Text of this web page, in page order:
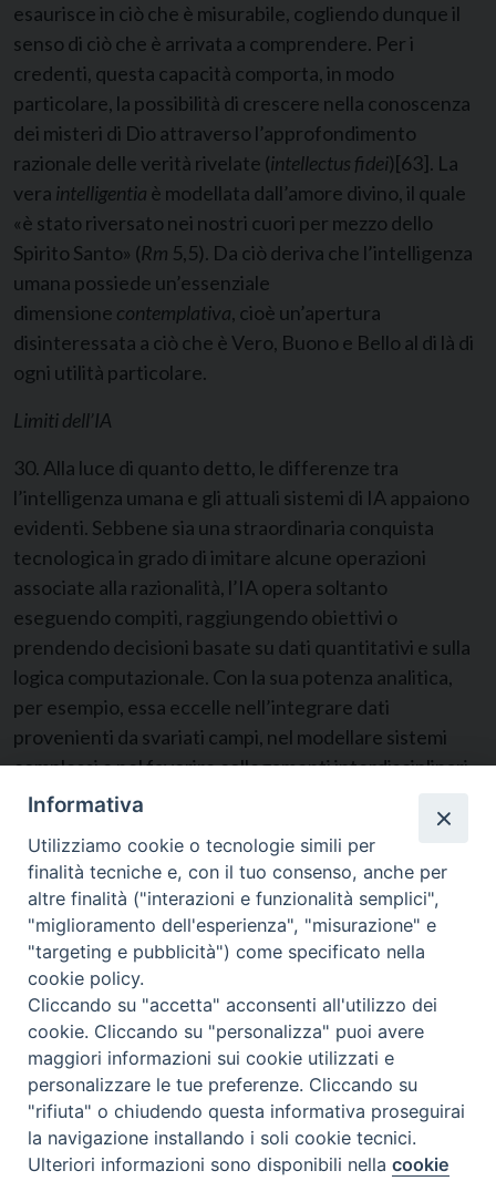
esaurisce in ciò che è misurabile, cogliendo dunque il
senso di ciò che è arrivata a comprendere. Per i
credenti, questa capacità comporta, in modo
particolare, la possibilità di crescere nella conoscenza
dei misteri di Dio attraverso l’approfondimento
razionale delle verità rivelate (intellectus fidei)[63]. La
vera intelligentia è modellata dall’amore divino, il quale
«è stato riversato nei nostri cuori per mezzo dello
Spirito Santo» (Rm 5,5). Da ciò deriva che l’intelligenza
umana possiede un’essenziale
dimensione contemplativa, cioè un’apertura
disinteressata a ciò che è Vero, Buono e Bello al di là di
ogni utilità particolare.
Limiti dell’IA
30. Alla luce di quanto detto, le differenze tra
l’intelligenza umana e gli attuali sistemi di IA appaiono
evidenti. Sebbene sia una straordinaria conquista
tecnologica in grado di imitare alcune operazioni
associate alla razionalità, l’IA opera soltanto
eseguendo compiti, raggiungendo obiettivi o
prendendo decisioni basate su dati quantitativi e sulla
logica computazionale. Con la sua potenza analitica,
per esempio, essa eccelle nell’integrare dati
provenienti da svariati campi, nel modellare sistemi
complessi e nel favorire collegamenti interdisciplinari.
In questo modo, essa potrebbe facilitare la
collaborazione tra esperti per risolvere problemi la cui
complessità è tale che «non si possono affrontare a
partire da un solo punto di vista o da un solo tipo di
interessi»[64].
31. Tuttavia, anche se l’IA elabora e simula alcune
espressioni dell’intelligenza, essa rimane
fondamentalmente confinata in un ambito logico-
matematico, il quale le impone alcune limitazioni
intrinseche. Mentre l’intelligenza umana
continuamente si sviluppa in modo organico nel corso
della crescita fisica e psicologica della persona ed è
plasmata da una miriade di esperienze vissute nella
Preferenze Cookie
Informativa
Utilizziamo cookie o tecnologie simili per
finalità tecniche e, con il tuo consenso, anche per
altre finalità ("interazioni e funzionalità semplici",
"miglioramento dell'esperienza", "misurazione" e
"targeting e pubblicità") come specificato nella
cookie policy.
Cliccando su "accetta" acconsenti all'utilizzo dei
cookie. Cliccando su "personalizza" puoi avere
maggiori informazioni sui cookie utilizzati e
personalizzare le tue preferenze. Cliccando su
"rifiuta" o chiudendo questa informativa proseguirai
la navigazione installando i soli cookie tecnici.
Ulteriori informazioni sono disponibili nellacookie